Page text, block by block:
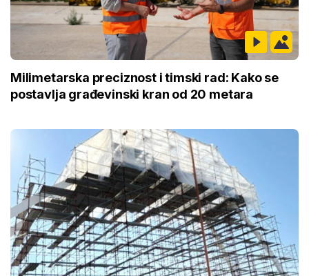
Milimetarska preciznost i timski rad: Kako se
postavlja građevinski kran od 20 metara